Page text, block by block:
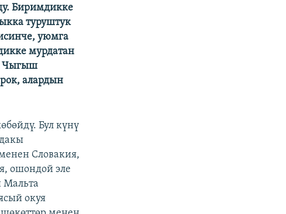
Биримдикке
туруштук
уюмга
мурдатан
Чыгыш
алардын
Бул күнү
Словакия,
ошондой эле
Мальта
окуя